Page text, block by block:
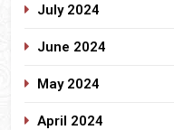
July 2024
June 2024
May 2024
April 2024